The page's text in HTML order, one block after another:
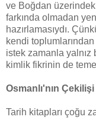
ve Boğdan
farkında olmadan
hazırlamasıydı.
kendi toplumlarından
istek zamanla yalnız
kimlik fikrinin de
Osmanlı'nın
Tarih kitapları çoğu